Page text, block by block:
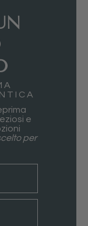
e
per